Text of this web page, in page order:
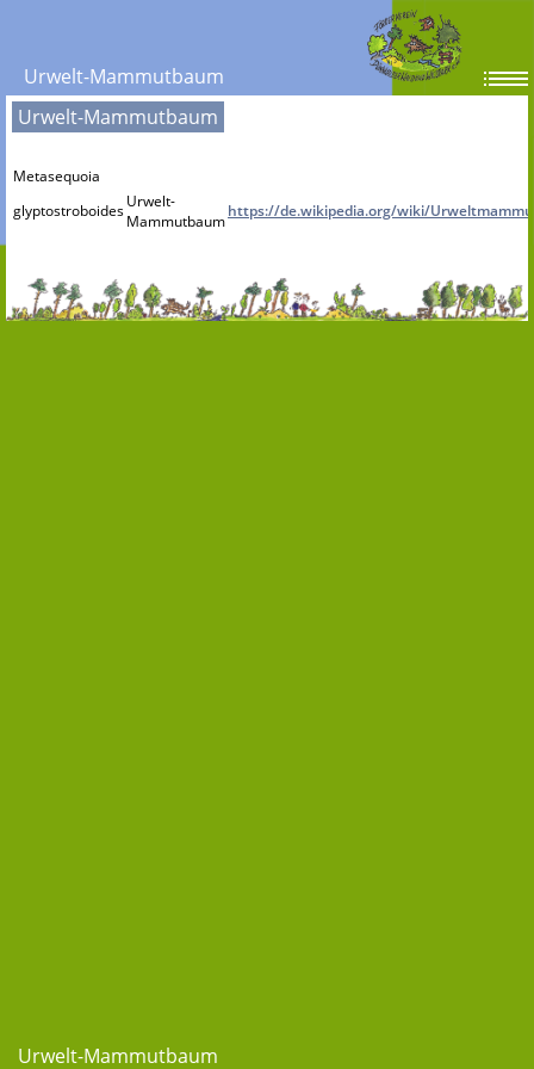
Urwelt-Mammutbaum
Urwelt-Mammutbaum
Urwelt-Mammutbaum
Metasequoia
glyptostroboidesUrwelt-
Mammutbaum
https://de.wikipedia.org/wiki/